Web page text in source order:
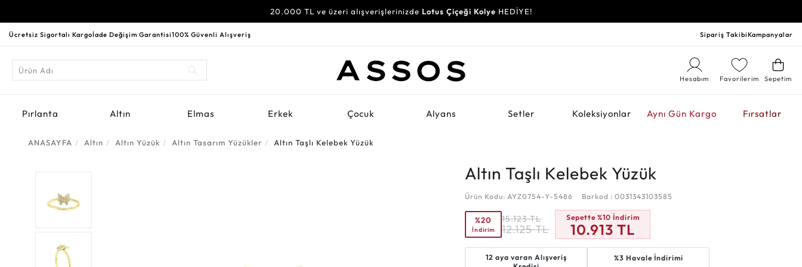
20.000 TL ve üzeri alışverişlerinizde Lotus Çiçeği Kolye HEDİYE!
Ücretsiz Sigortalı Kargoİade Değişim Garantisi100% Güvenli Alışveriş Sipariş TakibiKampanyalar
Sepetim
Favorilerim
Hesabım
Pırlanta Altın Elmas Erkek Çocuk Alyans Setler Koleksiyonlar Aynı Gün Kargo Fırsatlar
ANASAYFA Altın Altın Yüzük Altın Tasarım Yüzükler Altın Taşlı Kelebek Yüzük
Altın Taşlı Kelebek Yüzük
Ürün Kodu: AYZ0754-Y-5486 Barkod : 0031343103585
%20
İndirim
15.123 TL
12.125 TL
Sepette %10 İndirim
10.913TL
12 aya varan Alışveriş
%3 Havale İndirimi